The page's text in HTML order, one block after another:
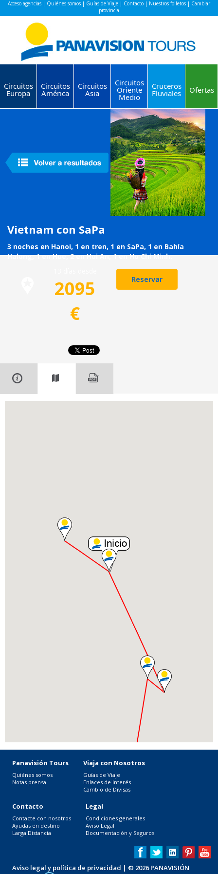
Acceso agencias | Quiénes somos | Guías de Viaje | Contacto | Nuestros folletos | Cambiar
provincia
Circuitos
Europa
Circuitos
América
Circuitos
Asia
Circuitos
Oriente
Medio
Cruceros
Fluviales Ofertas
Vietnam con SaPa
3 noches en Hanoi, 1 en tren, 1 en SaPa, 1 en Bahía
Halong, 1 en Hue, 2 en Hoi An, 1 en Ho Chi Minh.
2095
€
Reservar
Panavisión Tours
Quiénes somos
Notas prensa
Viaja con Nosotros
Guías de Viaje
Enlaces de Interés
Cambio de Divisas
Contacto
Contacte con nosotros
Ayudas en destino
Larga Distancia
Legal
Condiciones generales
Aviso Legal
Documentación y Seguros
Aviso legal y política de privacidad | © 2026 PANAVISIÓN